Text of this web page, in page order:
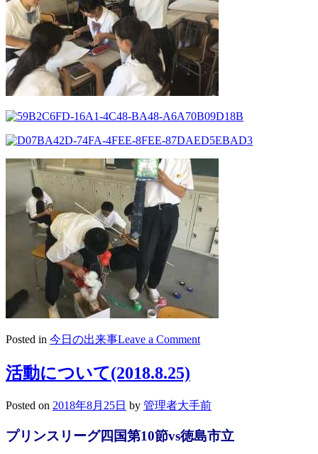
Posted in 今日の出来事Leave a Commenton
カ
ン
活動について(2018.8.25)
Posted on 2018年8月25日 by 管理者大手前
プリンスリーグ四国第10節vs徳島市立